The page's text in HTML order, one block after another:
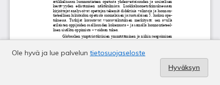
Ole hyvä ja lue palvelun tietosuojaseloste
Hyväksyn